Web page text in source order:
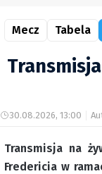
Mecz Tabela
30.08.2026, 13:00
Transmisja na
Fredericia w